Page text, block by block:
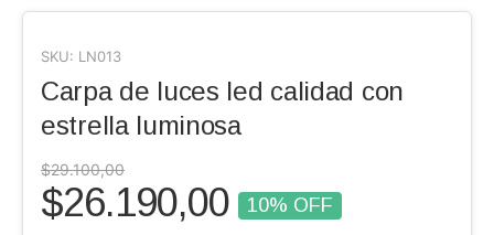
SKU: LN013
Carpa de luces led calidad con
estrella luminosa
$29.100,00
$26.190,00 10% OFF